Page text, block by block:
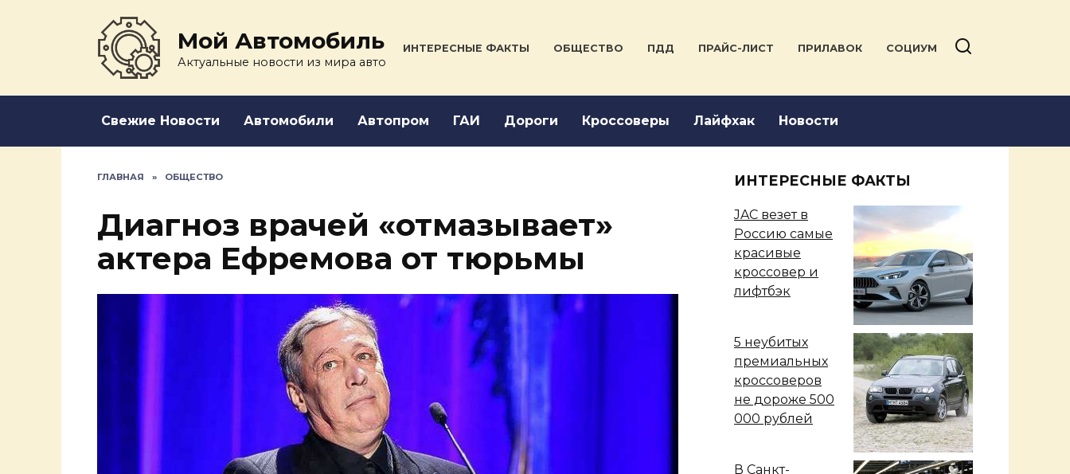
Мой Автомобиль
Актуальные новости из мира авто
ИНТЕРЕСНЫЕ ФАКТЫ ОБЩЕСТВО ПДД ПРАЙС-ЛИСТ ПРИЛАВОК СОЦИУМ
Свежие Новости Автомобили Автопром ГАИ Дороги Кроссоверы Лайфхак Новости
ГЛАВНАЯ » ОБЩЕСТВО
Диагноз врачей «отмазывает»
актера Ефремова от тюрьмы
ИНТЕРЕСНЫЕ ФАКТЫ
JAC везет в
Россию самые
красивые
кроссовер и
лифтбэк
5 неубитых
премиальных
кроссоверов
не дороже 500
000 рублей
В Санкт-